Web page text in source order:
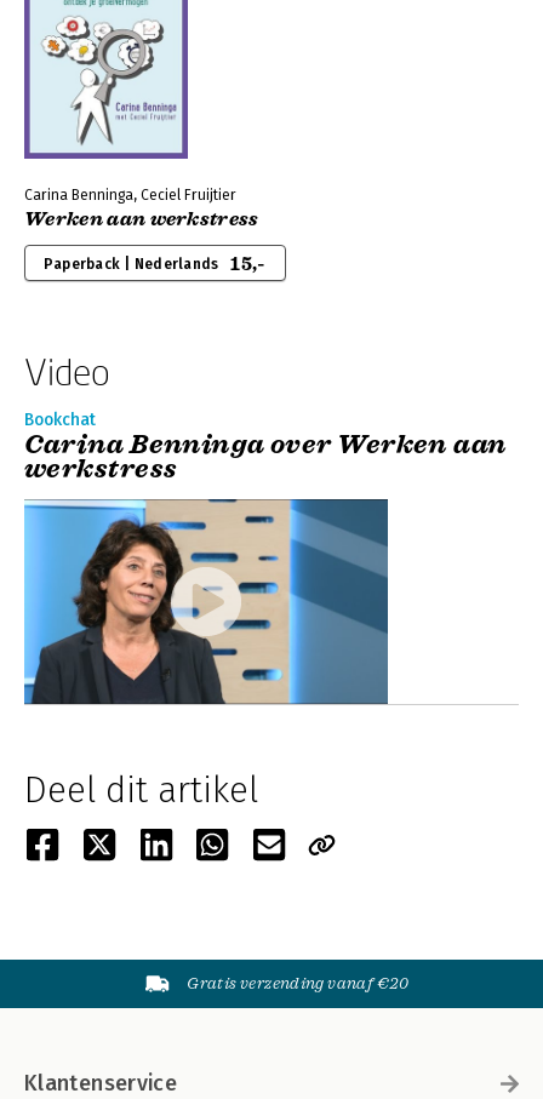
Carina Benninga, Ceciel Fruijtier
Werken aan werkstress
Paperback | Nederlands 15,-
Video
Bookchat
Carina Benninga over Werken aan
werkstress
Deel dit artikel
Gratis verzending vanaf €20
Klantenservice